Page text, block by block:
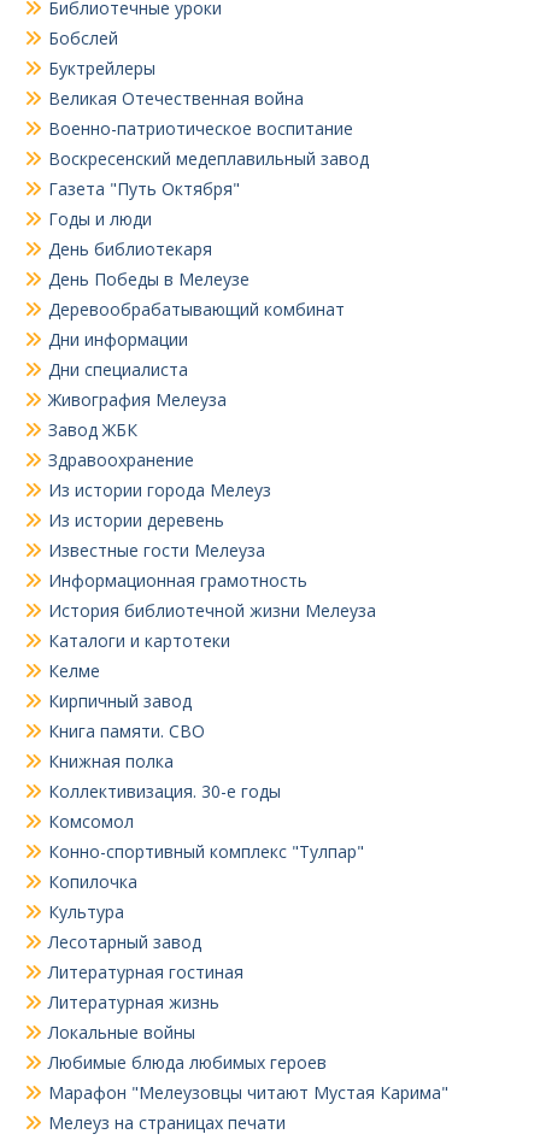
Библиотечные уроки
Бобслей
Буктрейлеры
Великая Отечественная война
Военно-патриотическое воспитание
Воскресенский медеплавильный завод
Газета "Путь Октября"
Годы и люди
День библиотекаря
День Победы в Мелеузе
Деревообрабатывающий комбинат
Дни информации
Дни специалиста
Живография Мелеуза
Завод ЖБК
Здравоохранение
Из истории города Мелеуз
Из истории деревень
Известные гости Мелеуза
Информационная грамотность
История библиотечной жизни Мелеуза
Каталоги и картотеки
Келме
Кирпичный завод
Книга памяти. СВО
Книжная полка
Коллективизация. 30-е годы
Комсомол
Конно-спортивный комплекс "Тулпар"
Копилочка
Культура
Лесотарный завод
Литературная гостиная
Литературная жизнь
Локальные войны
Любимые блюда любимых героев
Марафон "Мелеузовцы читают Мустая Карима"
Мелеуз на страницах печати